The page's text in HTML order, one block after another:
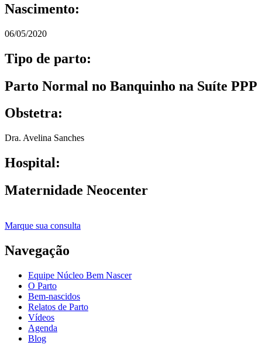
Nascimento:
06/05/2020
Tipo de parto:
Parto Normal no Banquinho na Suíte PPP
Obstetra:
Dra. Avelina Sanches
Hospital:
Maternidade Neocenter
Marque sua consulta
Navegação
Equipe Núcleo Bem Nascer
O Parto
Bem-nascidos
Relatos de Parto
Vídeos
Agenda
Blog